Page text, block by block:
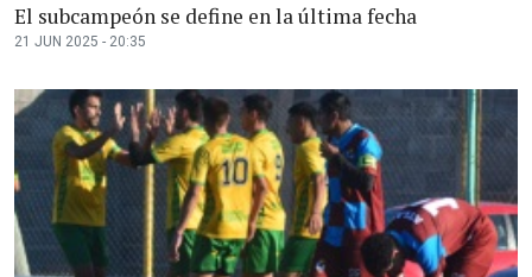
El subcampeón se define en la última fecha
21 JUN 2025 - 20:35